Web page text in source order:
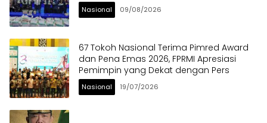
Nasional 09/08/2026
67 Tokoh Nasional Terima Pimred Award
dan Pena Emas 2026, FPRMI Apresiasi
Pemimpin yang Dekat dengan Pers
Nasional 19/07/2026